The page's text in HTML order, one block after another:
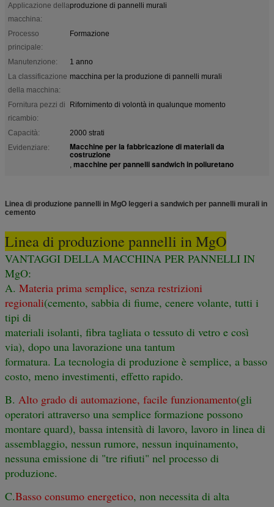
Applicazione della
macchina:
produzione di pannelli murali
Processo
principale:
Formazione
Manutenzione:
1 anno
La classificazione
della macchina:
macchina per la produzione di pannelli murali
Fornitura pezzi di
ricambio:
Rifornimento di volontà in qualunque momento
Capacità:
2000 strati
Evidenziare:
Macchine per la fabbricazione di materiali da
costruzione
, macchine per pannelli sandwich in poliuretano
Linea di produzione pannelli in MgO leggeri a sandwich per pannelli murali in
cemento
Linea di produzione pannelli in MgO
VANTAGGI DELLA MACCHINA PER PANNELLI IN
MgO:
A. Materia prima semplice, senza restrizioni
regionali(cemento, sabbia di fiume, cenere volante, tutti i
tipi di
materiali isolanti, fibra tagliata o tessuto di vetro e così
via), dopo una lavorazione una tantum
formatura. La tecnologia di produzione è semplice, a basso
costo, meno investimenti, effetto rapido.
B. Alto grado di automazione, facile funzionamento(gli
operatori attraverso una semplice formazione possono
montare quard), bassa intensità di lavoro, lavoro in linea di
assemblaggio, nessun rumore, nessun inquinamento,
nessuna emissione di "tre rifiuti" nel processo di
produzione.
C.Basso consumo energetico, non necessita di alta